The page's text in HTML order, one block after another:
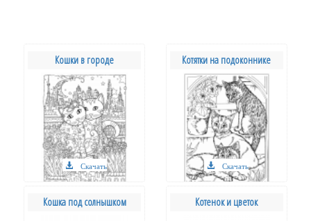
Кошки в городе
Скачать
Котятки на подоконнике
Скачать
Кошка под солнышком Котенок и цветок